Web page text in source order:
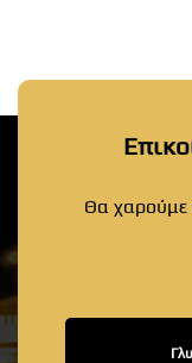
Θα χαρούμε